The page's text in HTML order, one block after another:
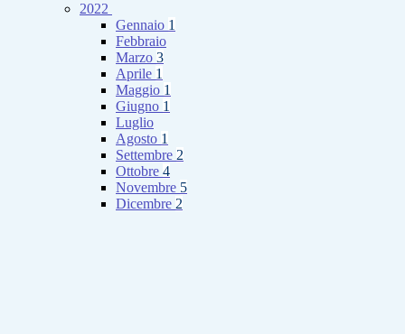
2022
Gennaio 1
Febbraio
Marzo 3
Aprile 1
Maggio 1
Giugno 1
Luglio
Agosto 1
Settembre 2
Ottobre 4
Novembre 5
Dicembre 2